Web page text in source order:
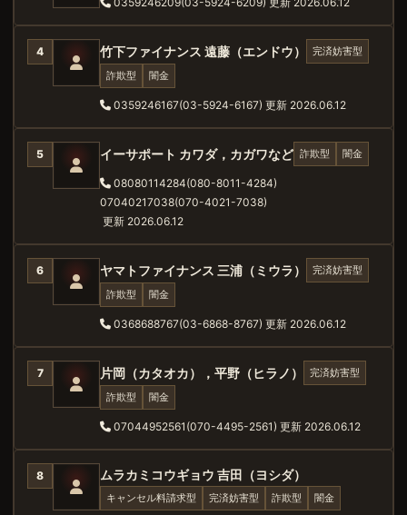
4 竹下ファイナンス 遠藤（エンドウ）
完済妨害型
詐欺型
闇金
0359246167(03-5924-6167) 更新 2026.06.12
5 イーサポート カワダ，カガワなど 詐欺型 闇金
08080114284(080-8011-4284)
07040217038(070-4021-7038)
更新 2026.06.12
6 ヤマトファイナンス 三浦（ミウラ）
完済妨害型
詐欺型
闇金
0368688767(03-6868-8767) 更新 2026.06.12
7 片岡（カタオカ），平野（ヒラノ）
完済妨害型
詐欺型
闇金
07044952561(070-4495-2561) 更新 2026.06.12
8 ムラカミコウギョウ 吉田（ヨシダ）
キャンセル料請求型 完済妨害型 詐欺型 闇金